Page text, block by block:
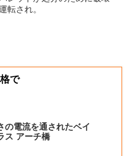
転され。
で
の電流を通されたベイ
ス アーチ橋